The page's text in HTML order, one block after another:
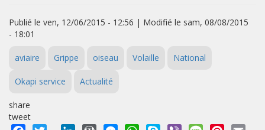
Publié le ven, 12/06/2015 - 12:56 | Modifié le sam, 08/08/2015
- 18:01
aviaire Grippe oiseau Volaille National
Okapi service Actualité
share
tweet